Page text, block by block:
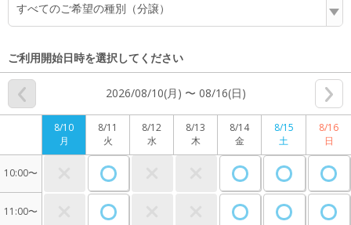
すべてのご希望の種別（分譲）
ご利用開始日時を選択してください
2026/08/10(月) 〜 08/16(日)
8/10
月
8/11
火
8/12
水
8/13
木
8/14
金
8/15
土
8/16
日
10:00〜
11:00〜